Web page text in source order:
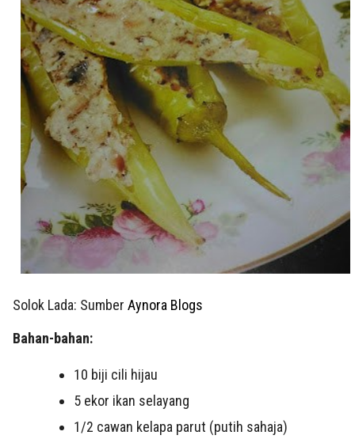
Solok Lada: Sumber Aynora Blogs
Bahan-bahan:
10 biji cili hijau
5 ekor ikan selayang
1/2 cawan kelapa parut (putih sahaja)